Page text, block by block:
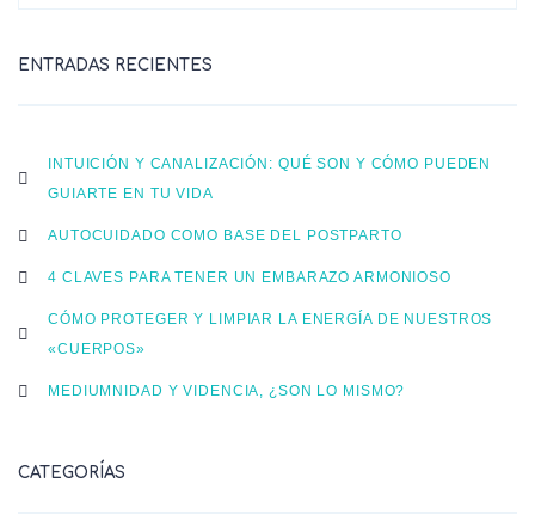
ENTRADAS RECIENTES
INTUICIÓN Y CANALIZACIÓN: QUÉ SON Y CÓMO PUEDEN
GUIARTE EN TU VIDA
AUTOCUIDADO COMO BASE DEL POSTPARTO
4 CLAVES PARA TENER UN EMBARAZO ARMONIOSO
CÓMO PROTEGER Y LIMPIAR LA ENERGÍA DE NUESTROS
«CUERPOS»
MEDIUMNIDAD Y VIDENCIA, ¿SON LO MISMO?
CATEGORÍAS